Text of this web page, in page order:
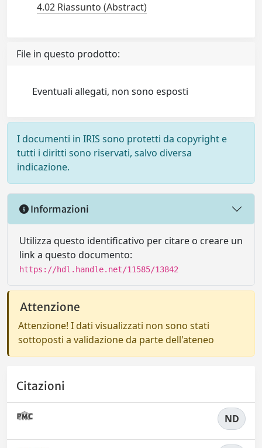
4.02 Riassunto (Abstract)
File in questo prodotto:
Eventuali allegati, non sono esposti
I documenti in IRIS sono protetti da copyright e
tutti i diritti sono riservati, salvo diversa
indicazione.
Informazioni
Utilizza questo identificativo per citare o creare un
link a questo documento:
https://hdl.handle.net/11585/13842
Attenzione
Attenzione! I dati visualizzati non sono stati
sottoposti a validazione da parte dell'ateneo
Citazioni
ND